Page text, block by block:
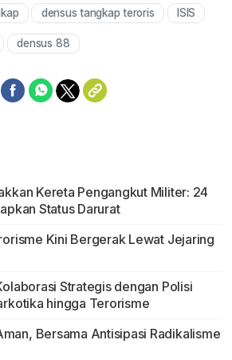
Mute
densus tangkap teroris ISIS
densus 88
Kereta Pengangkut Militer: 24
Status Darurat
Kini Bergerak Lewat Jejaring
Strategis dengan Polisi
hingga Terorisme
Bersama Antisipasi Radikalisme